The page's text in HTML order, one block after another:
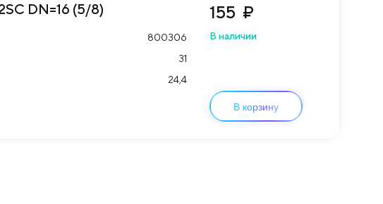
DN=16 (5/8)
800306
31
24,4
155 ₽
В наличии
В корзину